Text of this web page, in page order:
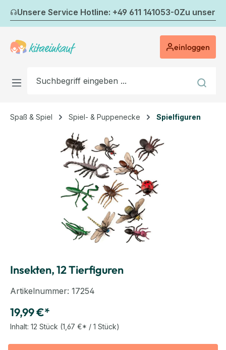
Zum Hauptinhalt springen
Unsere Service Hotline: +49 611 141053-0Zu
einloggen
Spaß & Spiel Spiel- & Puppenecke Spielfiguren
Bildergalerie überspringen
Insekten, 12 Tierfiguren
Artikelnummer: 17254
19,99 €*
Inhalt: 12 Stück (1,67 €* / 1 Stück)